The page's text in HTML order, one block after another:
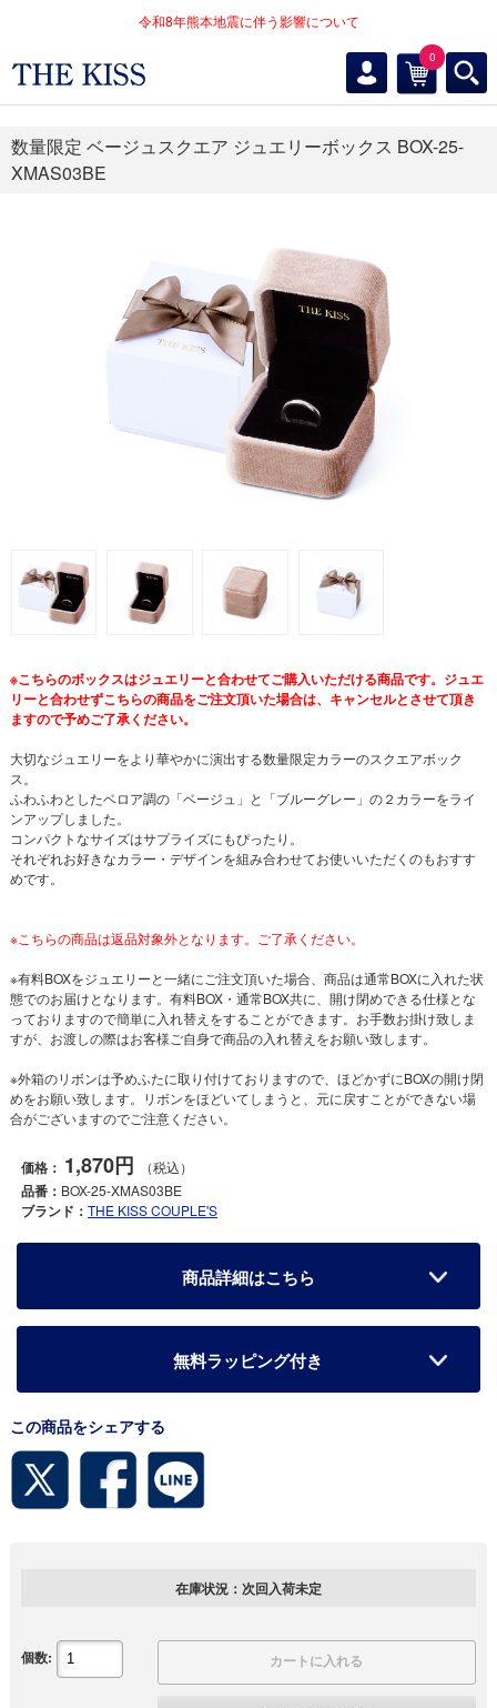
令和8年熊本地震に伴う影響について
0
数量限定 ベージュスクエア ジュエリーボックス BOX-25-
XMAS03BE
※こちらのボックスはジュエリーと合わせてご購入いただける商品です。ジュエ
リーと合わせずこちらの商品をご注文頂いた場合は、キャンセルとさせて頂き
ますので予めご了承ください。
大切なジュエリーをより華やかに演出する数量限定カラーのスクエアボック
ス。
ふわふわとしたベロア調の「ベージュ」と「ブルーグレー」の２カラーをライ
ンアップしました。
コンパクトなサイズはサプライズにもぴったり。
それぞれお好きなカラー・デザインを組み合わせてお使いいただくのもおすす
めです。
※こちらの商品は返品対象外となります。ご了承ください。
※有料BOXをジュエリーと一緒にご注文頂いた場合、商品は通常BOXに入れた状
態でのお届けとなります。有料BOX・通常BOX共に、開け閉めできる仕様とな
っておりますので簡単に入れ替えをすることができます。お手数お掛け致しま
すが、お渡しの際はお客様ご自身で商品の入れ替えをお願い致します。
※外箱のリボンは予めふたに取り付けておりますので、ほどかずにBOXの開け閉
めをお願い致します。リボンをほどいてしまうと、元に戻すことができない場
合がございますのでご注意ください。
価格： 1,870円 （税込）
品番： BOX-25-XMAS03BE
ブランド： THE KISS COUPLE'S
商品詳細はこちら
無料ラッピング付き
この商品をシェアする
在庫状況：次回入荷未定
個数: カートに入れる